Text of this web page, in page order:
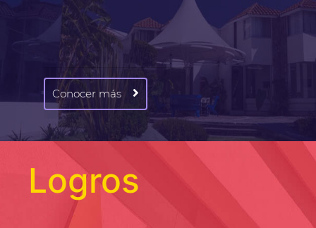
Conocer más
Logros